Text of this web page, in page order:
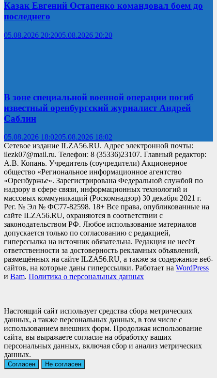
Казак Евгений Остапенко командовал боем до
последнего
05.08.2026 20:2005.08.2026 20:20
В зоне специальной военной операции погиб
известный оренбургский журналист Андрей
Саблин
05.08.2026 18:0205.08.2026 18:02
Сетевое издание ILZA56.RU. Адрес электронной почты:
ilezk07@mail.ru. Телефон: 8 (35336)23107. Главный редактор:
А.В. Копань. Учредитель (соучредители) Акционерное
общество «Региональное информационное агентство
«Оренбуржье». Зарегистрирована Федеральной службой по
надзору в сфере связи, информационных технологий и
массовых коммуникаций (Роскомнадзор) 30 декабря 2021 г.
Рег. № Эл № ФС77-82598. 18+ Все права, опубликованные на
сайте ILZA56.RU, охраняются в соответствии с
законодательством РФ. Любое использование материалов
допускается только по согласованию с редакцией,
гиперссылка на источник обязательна. Редакция не несёт
ответственности за достоверность рекламных объявлений,
размещённых на сайте ILZA56.RU, а также за содержание веб-
сайтов, на которые даны гиперссылки. Работает на WordPress
и Bam. Политика о персональных данных
Настоящий сайт использует средства сбора метрических
данных, а также персональных данных, в том числе с
использованием внешних форм. Продолжая использование
сайта, вы выражаете согласие на обработку ваших
персональных данных, включая сбор и анализ метрических
данных.
Согласен Не согласен